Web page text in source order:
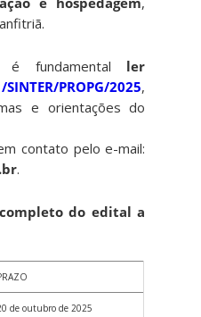
fundamental ler
PROPG/2025,
e orientações do
contato pelo e-mail:
.
do edital a
de outubro de 2025